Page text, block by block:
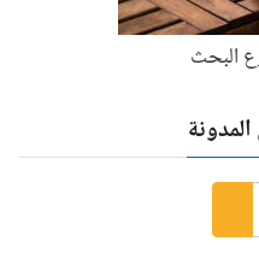
البحث